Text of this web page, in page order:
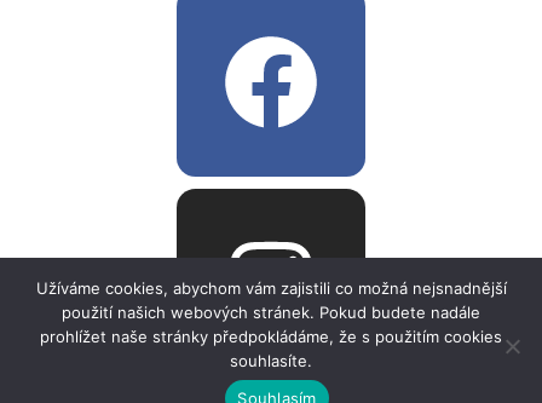
Užíváme cookies, abychom vám zajistili co možná nejsnadnější
použití našich webových stránek. Pokud budete nadále
prohlížet naše stránky předpokládáme, že s použitím cookies
souhlasíte.
Souhlasím